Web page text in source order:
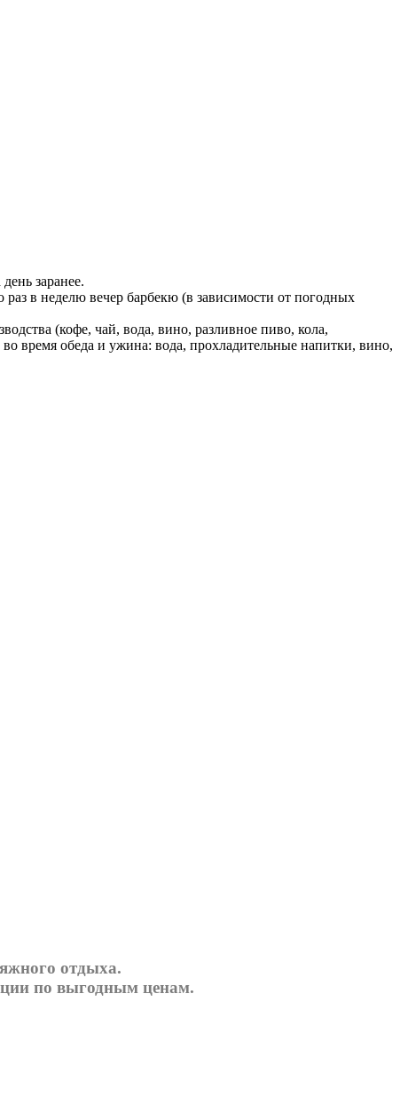
заранее.
в неделю вечер барбекю (в зависимости от погодных
(кофе, чай, вода, вино, разливное пиво, кола,
время обеда и ужина: вода, прохладительные напитки, вино,
отдыха.
по выгодным ценам.